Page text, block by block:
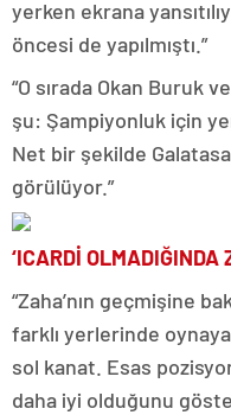
yerken ekrana
öncesi de yapılmıştı.”
“O sırada Okan Buruk
şu: Şampiyonluk için
Net bir şekilde
görülüyor.”
‘ICARDİ OLMADIĞINDA
“Zaha’nın geçmişine
farklı yerlerinde
sol kanat. Esas
daha iyi olduğunu